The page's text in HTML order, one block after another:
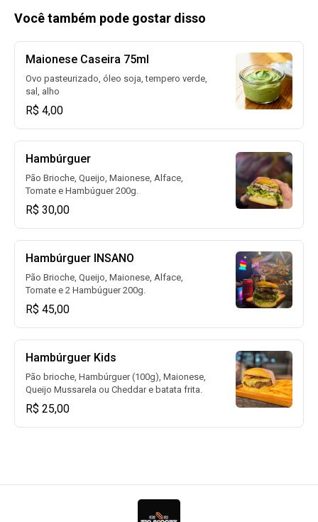
Você também pode gostar disso
Maionese Caseira 75ml
Ovo pasteurizado, óleo soja, tempero verde,
sal, alho
R$ 4,00
Hambúrguer
Pão Brioche, Queijo, Maionese, Alface,
Tomate e Hambúguer 200g.
R$ 30,00
Hambúrguer INSANO
Pão Brioche, Queijo, Maionese, Alface,
Tomate e 2 Hambúguer 200g.
R$ 45,00
Hambúrguer Kids
Pão brioche, Hambúrguer (100g), Maionese,
Queijo Mussarela ou Cheddar e batata frita.
R$ 25,00